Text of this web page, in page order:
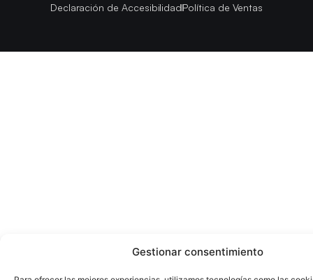
Gestionar consentimiento
Declaración de AccesibilidadPolítica de Ventas